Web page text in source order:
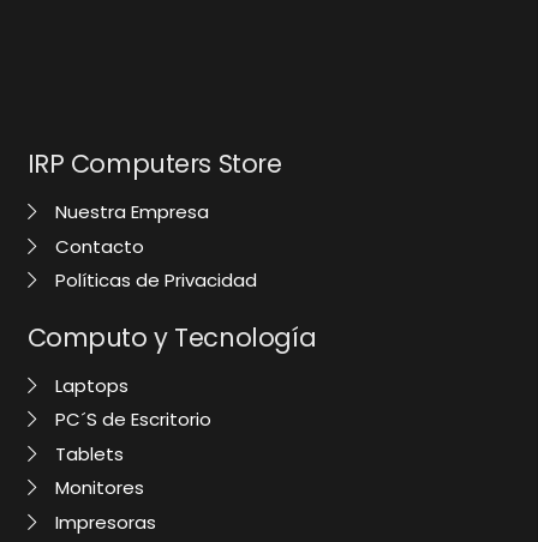
IRP Computers Store
Nuestra Empresa
Contacto
Políticas de Privacidad
Computo y Tecnología
Laptops
PC´S de Escritorio
Tablets
Monitores
Impresoras